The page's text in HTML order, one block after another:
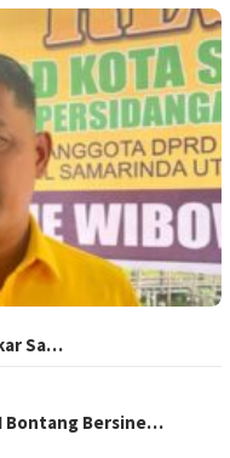
Sa…
Bontang Bersine…